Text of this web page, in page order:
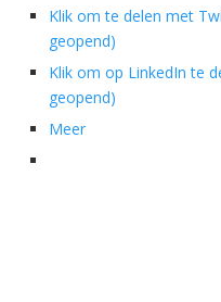
Klik om te delen met
geopend)
Klik om op LinkedIn te
geopend)
Meer